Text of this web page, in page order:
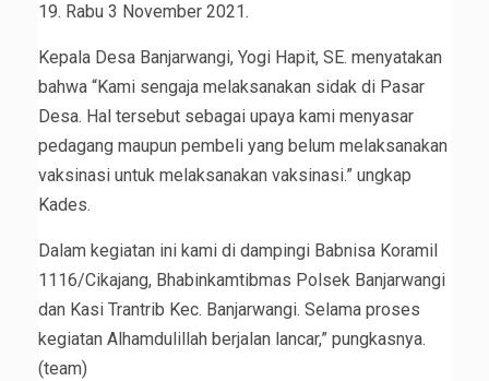
19. Rabu 3 November 2021.
Kepala Desa Banjarwangi, Yogi Hapit, SE. menyatakan
bahwa “Kami sengaja melaksanakan sidak di Pasar
Desa. Hal tersebut sebagai upaya kami menyasar
pedagang maupun pembeli yang belum melaksanakan
vaksinasi untuk melaksanakan vaksinasi.” ungkap
Kades.
Dalam kegiatan ini kami di dampingi Babnisa Koramil
1116/Cikajang, Bhabinkamtibmas Polsek Banjarwangi
dan Kasi Trantrib Kec. Banjarwangi. Selama proses
kegiatan Alhamdulillah berjalan lancar,” pungkasnya.
(team)